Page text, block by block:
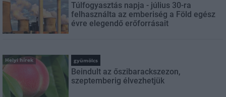
Túlfogyasztás napja - július 30-ra
felhasználta az emberiség a Föld egész
évre elegendő erőforrásait
Helyi hírek gyümölcs
Beindult az őszibarackszezon,
szeptemberig élvezhetjük